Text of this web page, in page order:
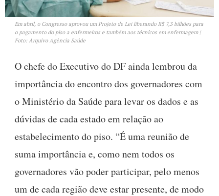
Em abril, o Congresso aprovou um Projeto de Lei liberando R$ 7,3 bilhões para
o pagamento do piso a enfermeiros e também aos técnicos em enfermagem |
Foto: Arquivo Agência Saúde
O chefe do Executivo do DF ainda lembrou da
importância do encontro dos governadores com
o Ministério da Saúde para levar os dados e as
dúvidas de cada estado em relação ao
estabelecimento do piso. “É uma reunião de
suma importância e, como nem todos os
governadores vão poder participar, pelo menos
um de cada região deve estar presente, de modo